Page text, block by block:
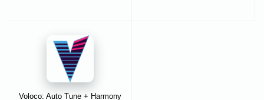
Voloco: Auto Tune + Harmony